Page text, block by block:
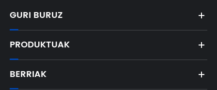
GURI BURUZ
PRODUKTUAK
BERRIAK